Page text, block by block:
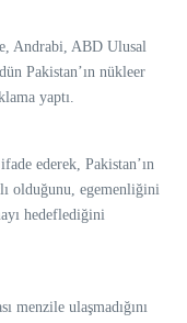
Andrabi, ABD Ulusal
Pakistan’ın nükleer
yaptı.
ederek, Pakistan’ın
olduğunu, egemenliğini
hedeflediğini
menzile ulaşmadığını